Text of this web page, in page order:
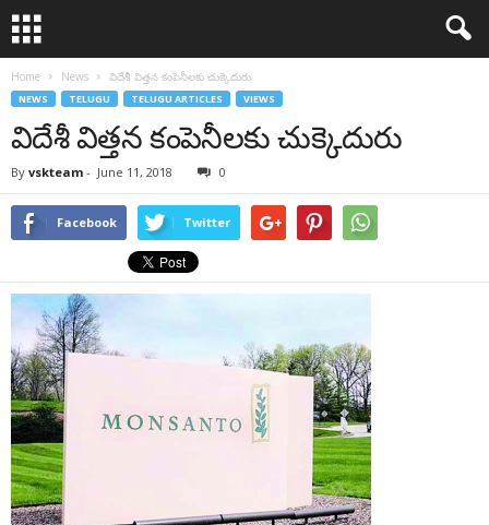
Home News విదేశీ విత్తన కంపెనీలకు చుక్కెదురు
NEWS TELUGU TELUGU ARTICLES VIEWS
విదేశీ విత్తన కంపెనీలకు చుక్కెదురు
By vskteam - June 11, 2018 0
Facebook Twitter